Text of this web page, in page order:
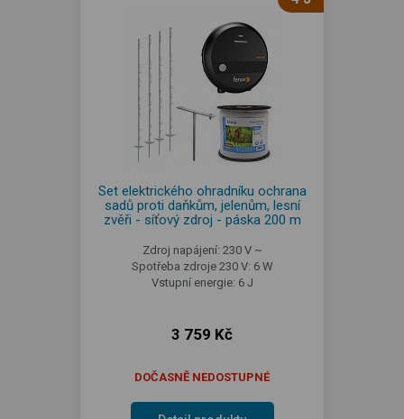
Set elektrického ohradníku ochrana
sadů proti daňkům, jelenům, lesní
zvěři - síťový zdroj - páska 200 m
Zdroj napájení: 230 V ~
Spotřeba zdroje 230 V: 6 W
Vstupní energie: 6 J
3 759 Kč
DOČASNĚ NEDOSTUPNÉ